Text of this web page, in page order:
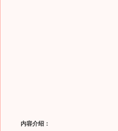
内容介绍：